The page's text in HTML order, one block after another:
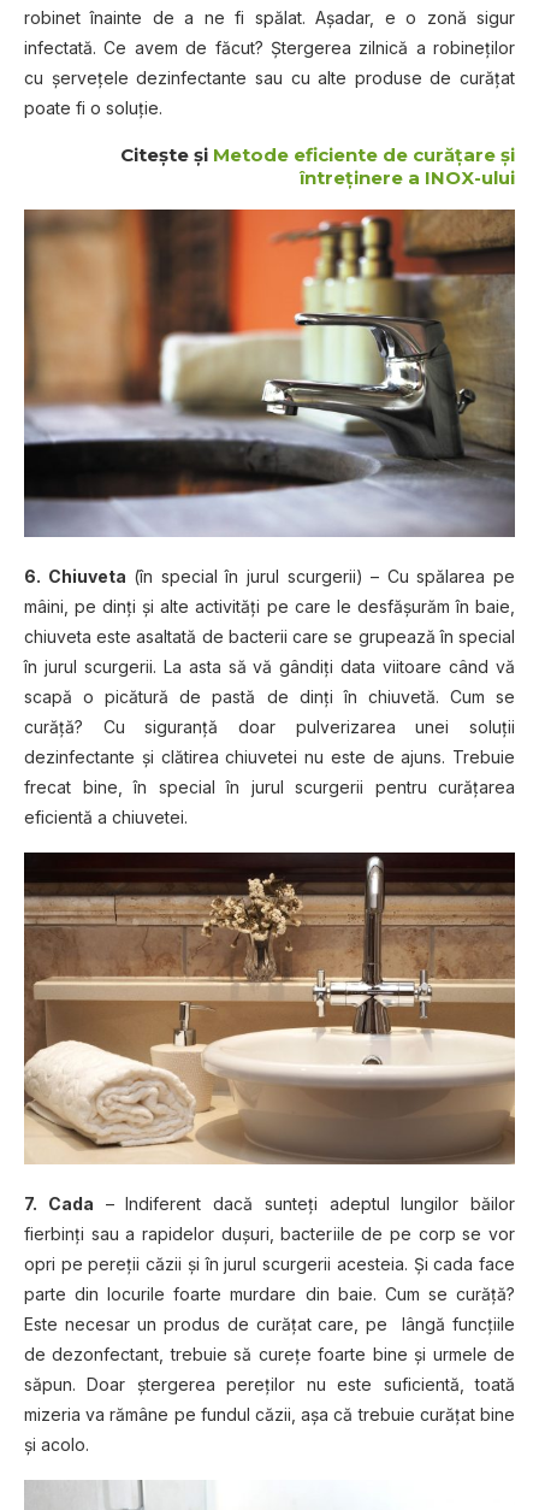
robinet înainte de a ne fi spălat. Aşadar, e o zonă sigur
infectată. Ce avem de făcut? Ştergerea zilnică a robineţilor
cu şerveţele dezinfectante sau cu alte produse de curăţat
poate fi o soluţie.
Citeşte şi Metode eficiente de curăţare şi
întreţinere a INOX-ului
6. Chiuveta (în special în jurul scurgerii) – Cu spălarea pe
mâini, pe dinţi şi alte activităţi pe care le desfăşurăm în baie,
chiuveta este asaltată de bacterii care se grupează în special
în jurul scurgerii. La asta să vă gândiţi data viitoare când vă
scapă o picătură de pastă de dinţi în chiuvetă. Cum se
curăţă? Cu siguranţă doar pulverizarea unei soluţii
dezinfectante şi clătirea chiuvetei nu este de ajuns. Trebuie
frecat bine, în special în jurul scurgerii pentru curăţarea
eficientă a chiuvetei.
7. Cada – Indiferent dacă sunteţi adeptul lungilor băilor
fierbinţi sau a rapidelor duşuri, bacteriile de pe corp se vor
opri pe pereţii căzii şi în jurul scurgerii acesteia. Şi cada face
parte din locurile foarte murdare din baie. Cum se curăţă?
Este necesar un produs de curăţat care, pe lângă funcţiile
de dezonfectant, trebuie să cureţe foarte bine şi urmele de
săpun. Doar ştergerea pereţilor nu este suficientă, toată
mizeria va rămâne pe fundul căzii, aşa că trebuie curăţat bine
şi acolo.